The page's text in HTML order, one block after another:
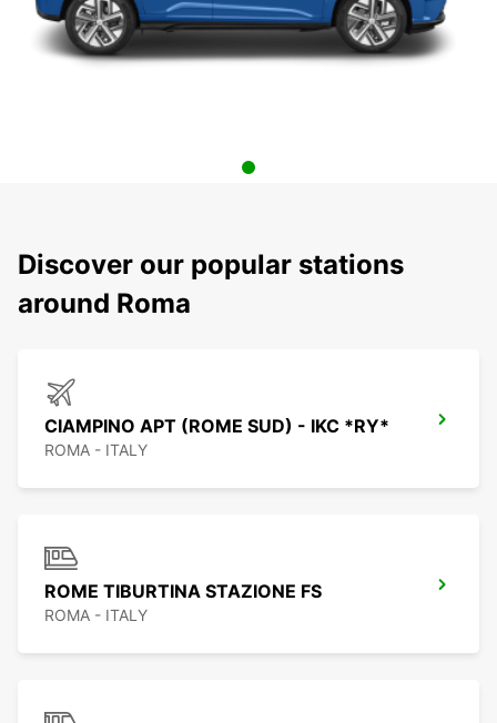
Discover our popular stations
around Roma
CIAMPINO APT (ROME SUD) - IKC *RY*
ROMA - ITALY
ROME TIBURTINA STAZIONE FS
ROMA - ITALY